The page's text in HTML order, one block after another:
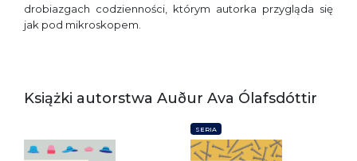
drobiazgach codzienności, którym autorka przygląda się
jak pod mikroskopem.
Książki autorstwa Auður Ava Ólafsdóttir
SERIA